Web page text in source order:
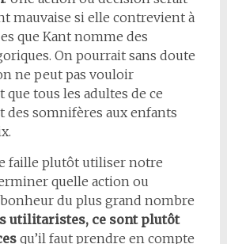
mauvaise si elle contrevient à
que Kant nomme des
On pourrait sans doute
ne peut pas vouloir
tous les adultes de ce
somnifères aux enfants
faille plutôt utiliser notre
quelle action ou
du plus grand nombre
utilitaristes, ce sont plutôt
qu’il faut prendre en compte